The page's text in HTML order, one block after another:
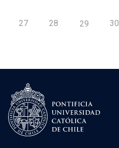
27 28 29 30